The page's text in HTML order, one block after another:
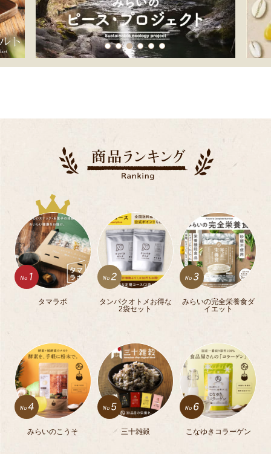
タマラボ
タンパクオトメお得な
2袋セット
みらいの完全栄養食ダ
イエット
みらいのこうそ 三十雑穀 こなゆきコラーゲン